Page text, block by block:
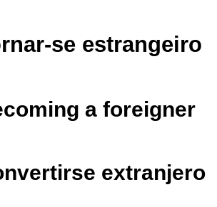
se estrangeiro
a foreigner
extranjero